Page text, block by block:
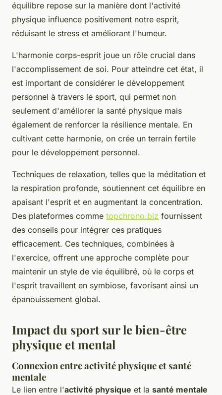
équilibre repose sur la manière dont l'activité
physique influence positivement notre esprit,
réduisant le stress et améliorant l'humeur.
L'harmonie corps-esprit joue un rôle crucial dans
l'accomplissement de soi. Pour atteindre cet état, il
est important de considérer le développement
personnel à travers le sport, qui permet non
seulement d'améliorer la santé physique mais
également de renforcer la résilience mentale. En
cultivant cette harmonie, on crée un terrain fertile
pour le développement personnel.
Techniques de relaxation, telles que la méditation et
la respiration profonde, soutiennent cet équilibre en
apaisant l'esprit et en augmentant la concentration.
Des plateformes comme topchrono.biz fournissent
des conseils pour intégrer ces pratiques
efficacement. Ces techniques, combinées à
l'exercice, offrent une approche complète pour
maintenir un style de vie équilibré, où le corps et
l'esprit travaillent en symbiose, favorisant ainsi un
épanouissement global.
Impact du sport sur le bien-être
physique et mental
Connexion entre activité physique et santé
mentale
Le lien entre l'activité physique et la santé mentale